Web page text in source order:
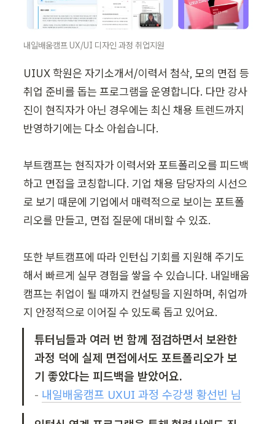
내일배움캠프 UX/UI 디자인 과정 취업지원
UIUX 학원은 자기소개서/이력서 첨삭, 모의 면접 등
취업 준비를 돕는 프로그램을 운영합니다. 다만 강사
진이 현직자가 아닌 경우에는 최신 채용 트렌드까지
반영하기에는 다소 아쉽습니다.
부트캠프는 현직자가 이력서와 포트폴리오를 피드백
하고 면접을 코칭합니다. 기업 채용 담당자의 시선으
로 보기 때문에 기업에서 매력적으로 보이는 포트폴
리오를 만들고, 면접 질문에 대비할 수 있죠.
또한 부트캠프에 따라 인턴십 기회를 지원해 주기도
해서 빠르게 실무 경험을 쌓을 수 있습니다. 내일배움
캠프는 취업이 될 때까지 컨설팅을 지원하며, 취업까
지 안정적으로 이어질 수 있도록 돕고 있어요.
튜터님들과 여러 번 함께 점검하면서 보완한
과정 덕에 실제 면접에서도 포트폴리오가 보
기 좋았다는 피드백을 받았어요.
- 내일배움캠프 UXUI 과정 수강생 황선빈 님